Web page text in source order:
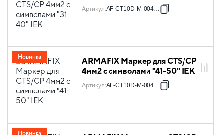
Артикул:AF-CT10D-M-004-04
ARMAFIX Маркер для CTS/CP
4мм2 с символами "41-50" IEK
Артикул:AF-CT10D-M-004-05
Новинка
Новинка